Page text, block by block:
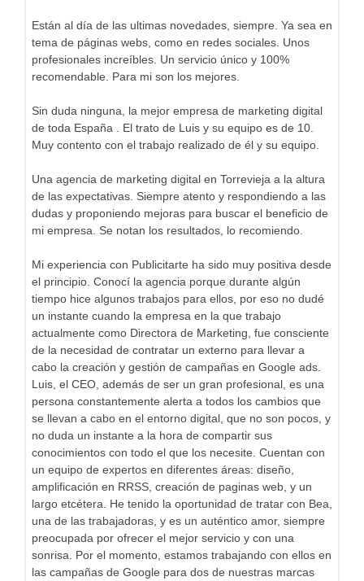
Están al día de las ultimas novedades, siempre. Ya sea en
tema de páginas webs, como en redes sociales. Unos
profesionales increíbles. Un servicio único y 100%
recomendable. Para mi son los mejores.
Sin duda ninguna, la mejor empresa de marketing digital
de toda España . El trato de Luis y su equipo es de 10.
Muy contento con el trabajo realizado de él y su equipo.
Una agencia de marketing digital en Torrevieja a la altura
de las expectativas. Siempre atento y respondiendo a las
dudas y proponiendo mejoras para buscar el beneficio de
mi empresa. Se notan los resultados, lo recomiendo.
Mi experiencia con Publicitarte ha sido muy positiva desde
el principio. Conocí la agencia porque durante algún
tiempo hice algunos trabajos para ellos, por eso no dudé
un instante cuando la empresa en la que trabajo
actualmente como Directora de Marketing, fue consciente
de la necesidad de contratar un externo para llevar a
cabo la creación y gestión de campañas en Google ads.
Luis, el CEO, además de ser un gran profesional, es una
persona constantemente alerta a todos los cambios que
se llevan a cabo en el entorno digital, que no son pocos, y
no duda un instante a la hora de compartir sus
conocimientos con todo el que los necesite. Cuentan con
un equipo de expertos en diferentes áreas: diseño,
amplificación en RRSS, creación de paginas web, y un
largo etcétera. He tenido la oportunidad de tratar con Bea,
una de las trabajadoras, y es un auténtico amor, siempre
preocupada por ofrecer el mejor servicio y con una
sonrisa. Por el momento, estamos trabajando con ellos en
las campañas de Google para dos de nuestras marcas